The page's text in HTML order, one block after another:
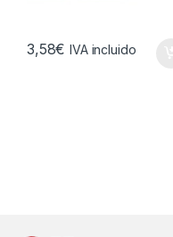
3,58€ IVA incluido